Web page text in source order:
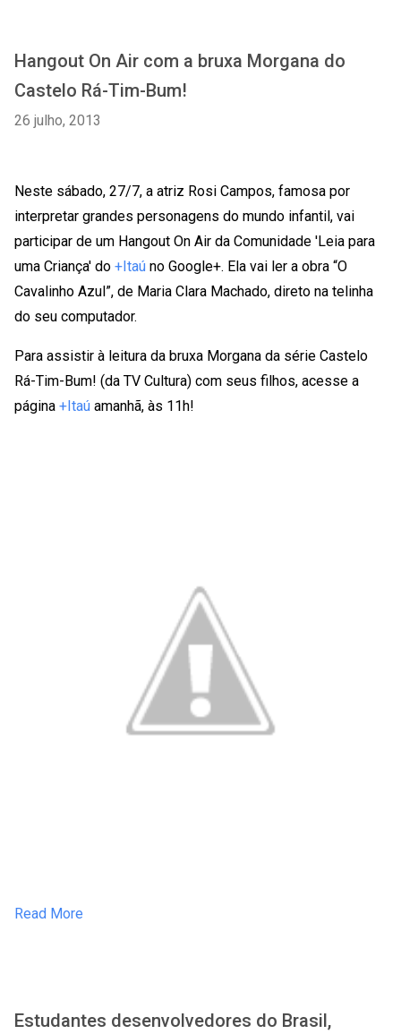
Hangout On Air com a bruxa Morgana do
Castelo Rá-Tim-Bum!
26 julho, 2013
Neste sábado, 27/7, a atriz Rosi Campos, famosa por
interpretar grandes personagens do mundo infantil, vai
participar de um Hangout On Air da Comunidade 'Leia para
uma Criança' do +Itaú no Google+. Ela vai ler a obra “O
Cavalinho Azul”, de Maria Clara Machado, direto na telinha
do seu computador.
Para assistir à leitura da bruxa Morgana da série Castelo
Rá-Tim-Bum! (da TV Cultura) com seus filhos, acesse a
página +Itaú amanhã, às 11h!
Read More
Estudantes desenvolvedores do Brasil,